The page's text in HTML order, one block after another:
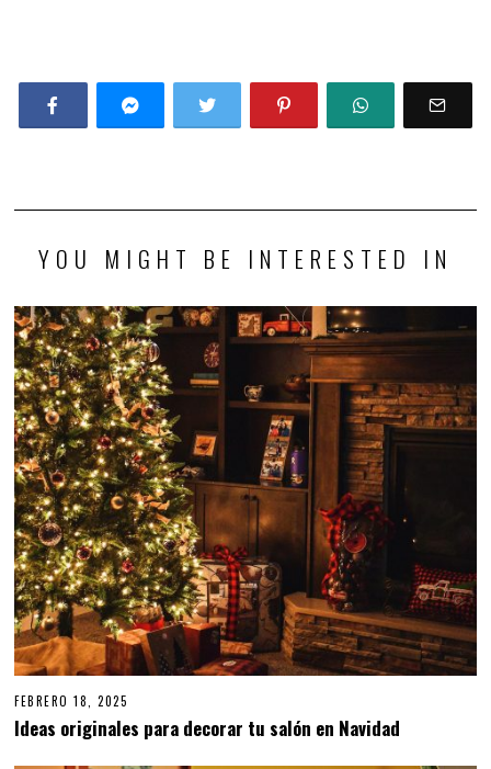
YOU MIGHT BE INTERESTED IN
FEBRERO 18, 2025
Ideas originales para decorar tu salón en Navidad